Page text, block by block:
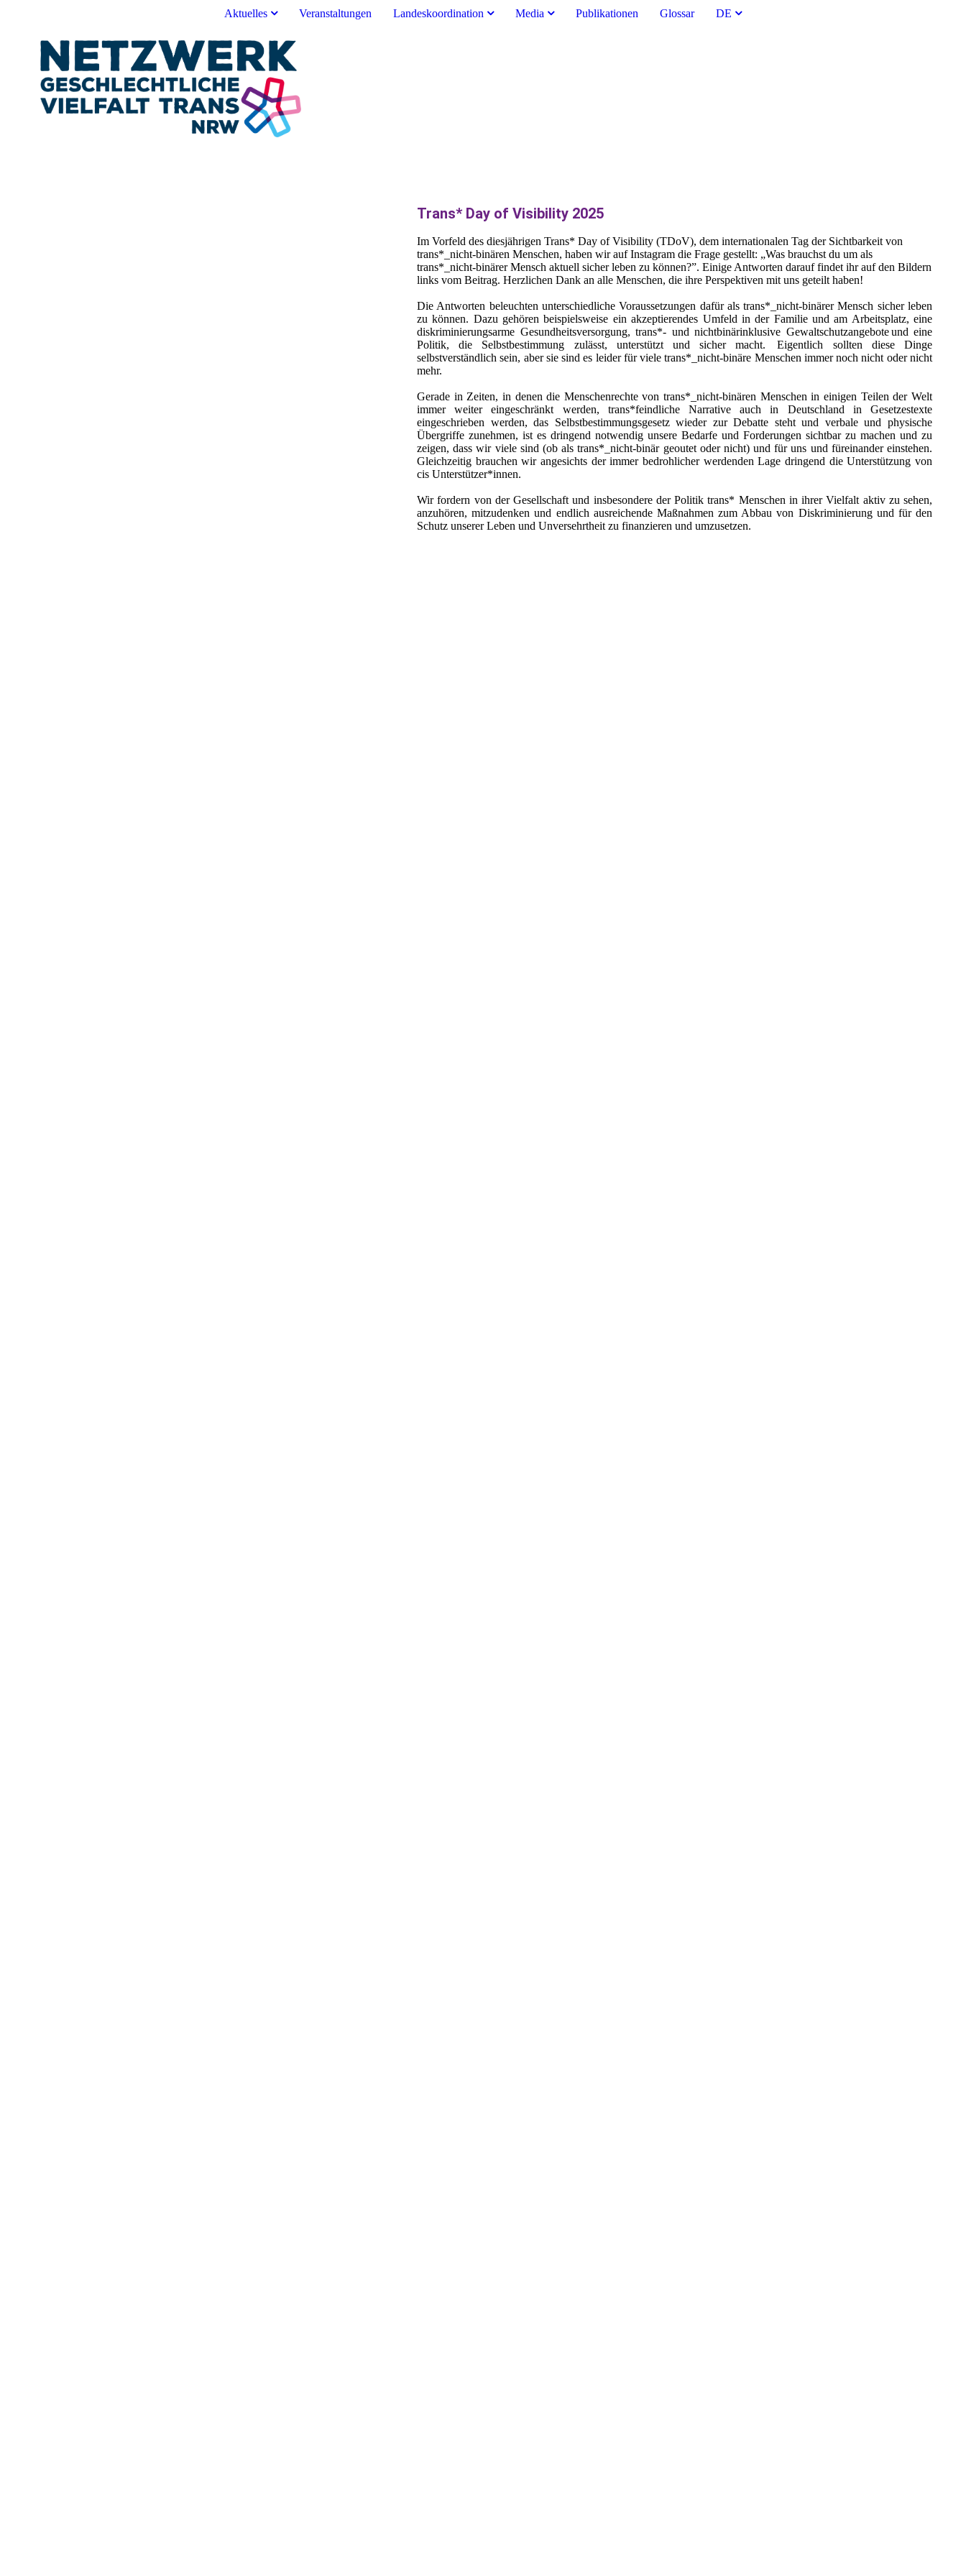
Aktuelles Veranstaltungen Landeskoordination Media Publikationen Glossar DE
Trans* Day of Visibility 2025
Im Vorfeld des diesjährigen Trans* Day of Visibility (TDoV), dem internationalen Tag der Sichtbarkeit von
trans*_nicht-binären Menschen, haben wir auf Instagram die Frage gestellt: „Was brauchst du um als
trans*_nicht-binärer Mensch aktuell sicher leben zu können?”. Einige Antworten darauf findet ihr auf den Bildern
links vom Beitrag. Herzlichen Dank an alle Menschen, die ihre Perspektiven mit uns geteilt haben!
Die Antworten beleuchten unterschiedliche Voraussetzungen dafür als trans*_nicht-binärer Mensch sicher leben
zu können. Dazu gehören beispielsweise ein akzeptierendes Umfeld in der Familie und am Arbeitsplatz, eine
diskriminierungsarme Gesundheitsversorgung, trans*- und nichtbinärinklusive Gewaltschutzangebote und eine
Politik, die Selbstbestimmung zulässt, unterstützt und sicher macht. Eigentlich sollten diese Dinge
selbstverständlich sein, aber sie sind es leider für viele trans*_nicht-binäre Menschen immer noch nicht oder nicht
mehr.
Gerade in Zeiten, in denen die Menschenrechte von trans*_nicht-binären Menschen in einigen Teilen der Welt
immer weiter eingeschränkt werden, trans*feindliche Narrative auch in Deutschland in Gesetzestexte
eingeschrieben werden, das Selbstbestimmungsgesetz wieder zur Debatte steht und verbale und physische
Übergriffe zunehmen, ist es dringend notwendig unsere Bedarfe und Forderungen sichtbar zu machen und zu
zeigen, dass wir viele sind (ob als trans*_nicht-binär geoutet oder nicht) und für uns und füreinander einstehen.
Gleichzeitig brauchen wir angesichts der immer bedrohlicher werdenden Lage dringend die Unterstützung von
cis Unterstützer*innen.
Wir fordern von der Gesellschaft und insbesondere der Politik trans* Menschen in ihrer Vielfalt aktiv zu sehen,
anzuhören, mitzudenken und endlich ausreichende Maßnahmen zum Abbau von Diskriminierung und für den
Schutz unserer Leben und Unversehrtheit zu finanzieren und umzusetzen.